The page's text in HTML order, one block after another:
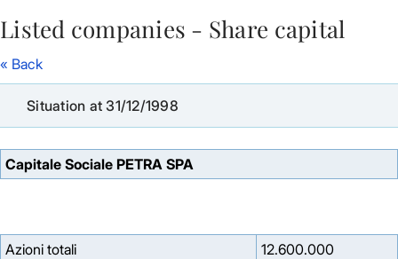
Skip to Main Content
Listed companies - Share capital
« Back
Situation at 31/12/1998
Capitale Sociale PETRA SPA
Azioni totali
12.600.000